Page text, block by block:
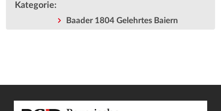
Kategorie:
Baader 1804 Gelehrtes Baiern